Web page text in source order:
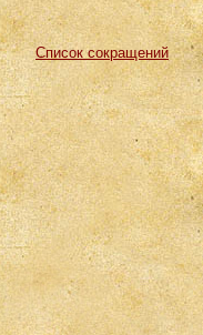
Список сокращений